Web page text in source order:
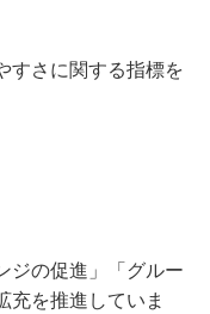
すさに関する指標を
ジの促進」「グルー
充を推進していま